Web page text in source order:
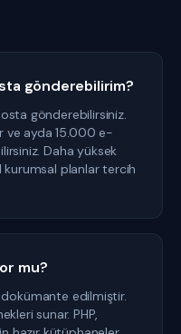
gönderebilirim?
gönderebilirsiniz.
ve ayda 15.000 e-
Daha yüksek
planlar tercih
mu?
dokümante edilmiştir.
sunar. PHP,